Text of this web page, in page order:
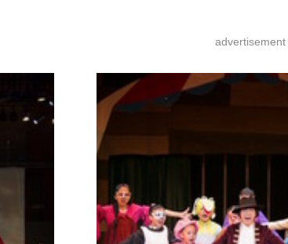
advertisement